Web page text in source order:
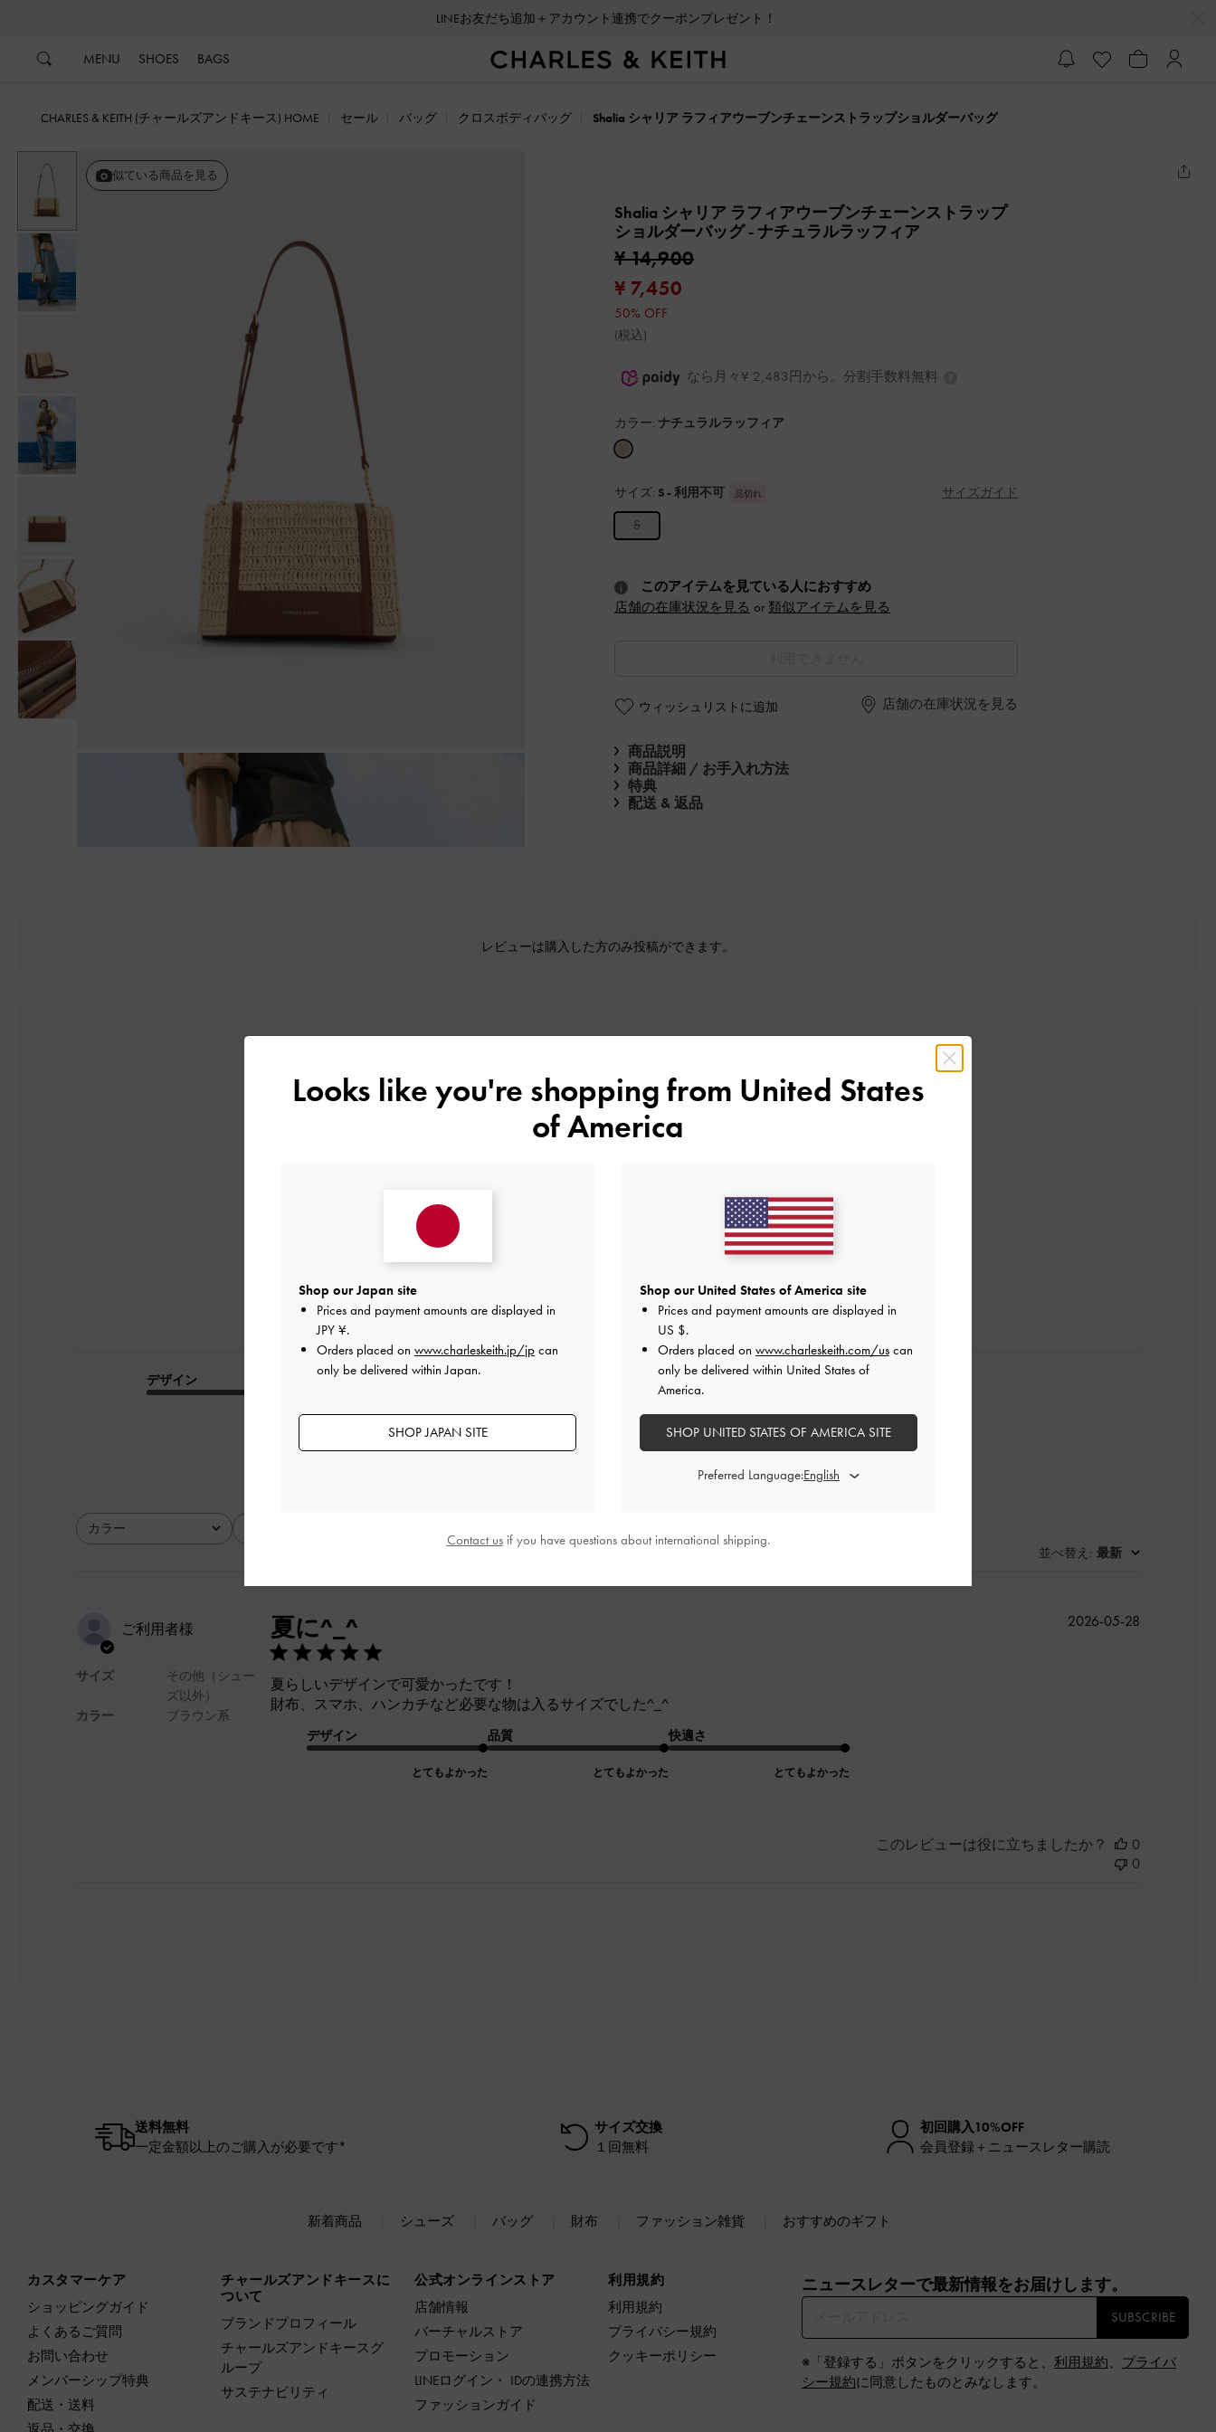
LINEお友だち追加＋アカウント連携でクーポンプレゼント！
MENU SHOES BAGS
CHARLES & KEITH (チャールズアンドキース) HOME セール バッグ クロスボディバッグ Shalia シャリア ラフィアウーブンチェーンストラップショルダーバッグ
似ている商品を見る
Shalia シャリア ラフィアウーブンチェーンストラップ
ショルダーバッグ- ナチュラルラッフィア
¥ 14,900
¥ 7,450
50% OFF
(税込)
なら月々¥ 2,483円から。分割手数料無料
カラー: ナチュラルラッフィア
サイズ: S - 利用不可 品切れ サイズガイド
S
このアイテムを見ている人におすすめ
店舗の在庫状況を見る or 類似アイテムを見る
ウィッシュリストに追加 店舗の在庫状況を見る
商品説明
商品詳細 / お手入れ方法
特典
配送 & 返品
レビューは購入した方のみ投稿ができます。
カスタマーレビュー
0
0
デザイン
とてもよかった
品質
とてもよかった とてもよかった
カラー
全て 全て
全て
並べ替え : 最新
ご利用者様
サイズ
カラー
その他（シュー
ズ以外）
ブラウン系
夏に^_^
夏らしいデザインで可愛かったです！
財布、スマホ、ハンカチなど必要な物は入るサイズでした^_^
デザイン
とてもよかった
品質
とてもよかった
快適さ
とてもよかった
公
2026-05-28
このレビューは役に立ちましたか？
0
0
送料無料
一定金額以上のご購入が必要です*
サイズ交換
１回無料
初回購入10%OFF
会員登録＋ニュースレター購読
新着商品 シューズ バッグ 財布 ファッション雑貨 おすすめのギフト
カスタマーケア
ショッピングガイド
よくあるご質問
お問い合わせ
メンバーシップ特典
配送・送料
チャールズアンドキースに
ついて
ブランドプロフィール
チャールズアンドキースグ
ループ
サステナビリティ
公式オンラインストア
店舗情報
バーチャルストア
プロモーション
LINEログイン・ IDの連携方法
ファッションガイド
利用規約
利用規約
プライバシー規約
クッキーポリシー
ニュースレターで最新情報をお届けします。​
SUBSCRIBE
※「登録する」ボタンをクリックすると、 利用規約、 プライバ
シー規約に同意したものとみなします。
Looks like you're shopping from United States
of America
Shop our Japan site
Prices and payment amounts are displayed in
JPY ¥.
Orders placed on www.charleskeith.jp/jp can
only be delivered within Japan.
SHOP JAPAN SITE
Shop our United States of America site
Prices and payment amounts are displayed in
US $.
Orders placed on www.charleskeith.com/us can
only be delivered within United States of
America.
SHOP UNITED STATES OF AMERICA SITE
Preferred Language:
Contact usif you have questions about international shipping.